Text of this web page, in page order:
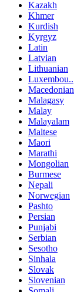
Kazakh
Khmer
Kurdish
Kyrgyz
Latin
Latvian
Lithuanian
Luxembou..
Macedonian
Malagasy
Malay
Malayalam
Maltese
Maori
Marathi
Mongolian
Burmese
Nepali
Norwegian
Pashto
Persian
Punjabi
Serbian
Sesotho
Sinhala
Slovak
Slovenian